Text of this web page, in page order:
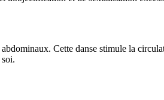
Cette danse stimule la